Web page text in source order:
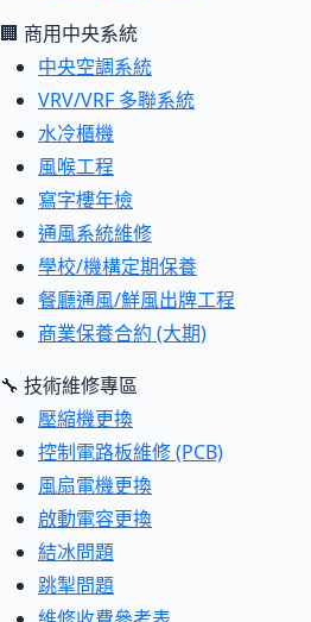
🏢 商用中央系統
中央空調系統
VRV/VRF 多聯系統
水冷櫃機
風喉工程
寫字樓年檢
通風系統維修
學校/機構定期保養
餐廳通風/鮮風出牌工程
商業保養合約 (大期)
🔧 技術維修專區
壓縮機更換
控制電路板維修 (PCB)
風扇電機更換
啟動電容更換
結冰問題
跳掣問題